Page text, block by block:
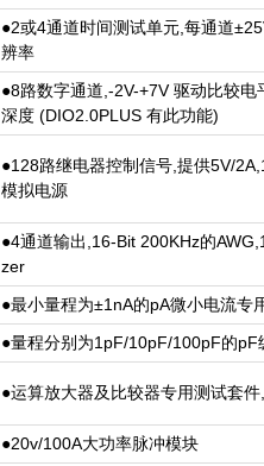
●2或4通道时间测试单元,每通道
辨率
●8路数字通道,-2V-+7V 驱动比较
深度 (DIO2.0PLUS 有此功能)
●128路继电器控制信号,提供5V/
模拟电源
●4通道输出,16-Bit 200KHz的
zer
●最小量程为±1nA的pA微小电流专
●量程分别为1pF/10pF/100pF的pF
●运算放大器及比较器专用测试套
●20v/100A大功率脉冲模块